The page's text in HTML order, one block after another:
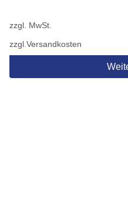
zzgl. MwSt.
zzgl.Versandkosten